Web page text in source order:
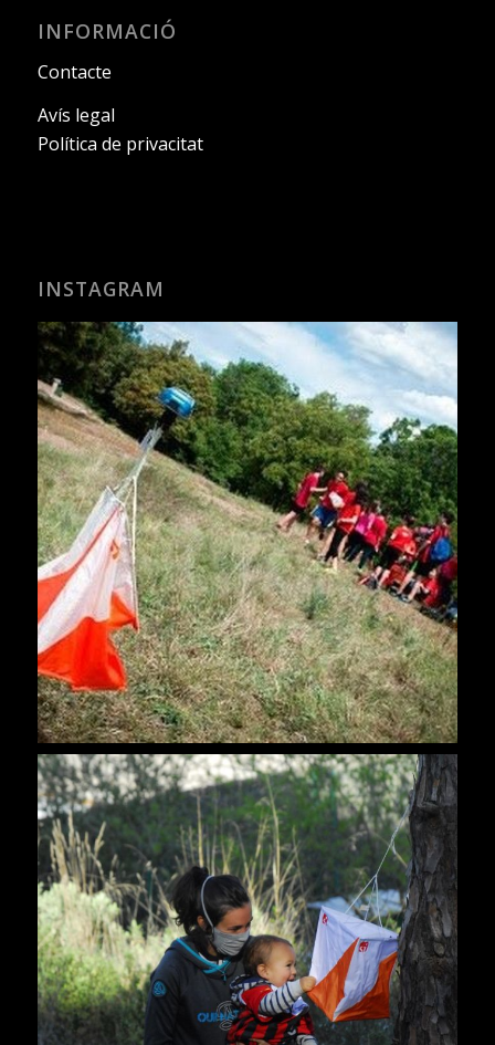
INFORMACIÓ
Contacte
Avís legal
Política de privacitat
INSTAGRAM